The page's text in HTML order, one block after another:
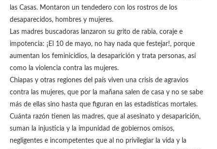
las Casas. Montaron un tendedero con los rostros de los
desaparecidos, hombres y mujeres.
Las madres buscadoras lanzaron su grito de rabia, coraje e
impotencia: ¡El 10 de mayo, no hay nada que festejar!, porque
aumentan los feminicidios, la desaparición y trata personas, así
como la violencia contra las mujeres.
Chiapas y otras regiones del país viven una crisis de agravios
contra las mujeres, que por la mañana salen de casa y no se sabe
más de ellas sino hasta que figuran en las estadísticas mortales.
Cuánta razón tienen las madres, que al asesinato y desaparición,
suman la injusticia y la impunidad de gobiernos omisos,
negligentes e incompetentes que al no privilegiar la vida y la